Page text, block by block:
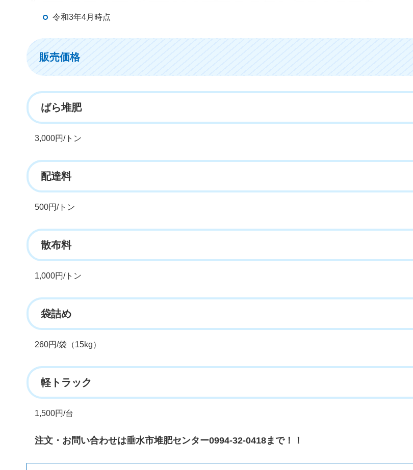
令和3年4月時点
販売価格
ばら堆肥
3,000円/トン
配達料
500円/トン
散布料
1,000円/トン
袋詰め
260円/袋（15kg）
軽トラック
1,500円/台
注文・お問い合わせは垂水市堆肥センター0994-32-0418まで！！